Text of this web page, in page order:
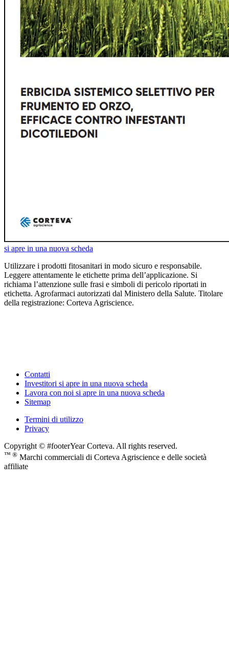
si apre in una nuova scheda
Utilizzare i prodotti fitosanitari in modo sicuro e responsabile.
Leggere attentamente le etichette prima dell’applicazione. Si
richiama l’attenzione sulle frasi e simboli di pericolo riportati in
etichetta. Agrofarmaci autorizzati dal Ministero della Salute. Titolare
della registrazione: Corteva Agriscience.
Contatti
Investitori si apre in una nuova scheda
Lavora con noi si apre in una nuova scheda
Sitemap
Termini di utilizzo
Privacy
Copyright © #footerYear Corteva. All rights reserved.
™ ® Marchi commerciali di Corteva Agriscience e delle società
affiliate